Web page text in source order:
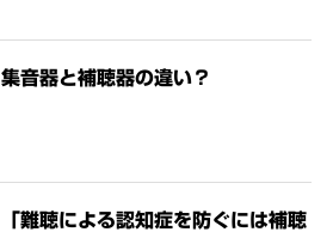
集音器と補聴器の違い？
「難聴による認知症を防ぐには補聴